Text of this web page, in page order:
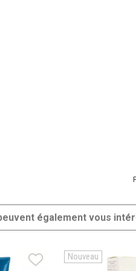
également vous
Nouveau